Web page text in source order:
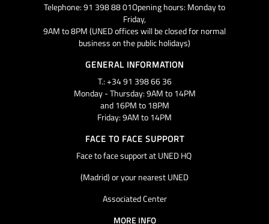
Telephone: 91 398 88 01Opening hours: Monday to
Friday,
9AM to 8PM (UNED offices will be closed for normal
business on the public holidays)
GENERAL INFORMATION
T.: +34 91 398 66 36
Monday - Thursday: 9AM to 14PM
and 16PM to 18PM
Friday: 9AM to 14PM
FACE TO FACE SUPPORT
Face to face support at UNED HQ
(Madrid) or your nearest UNED
Associated Center
MORE INFO